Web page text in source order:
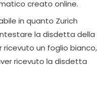
creato online.
in quanto Zurich
la disdetta della
un foglio bianco,
ricevuto la disdetta